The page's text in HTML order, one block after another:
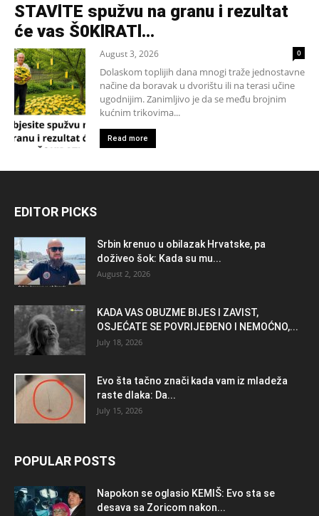
STAVlTE spužvu na granu i rezultat
će vas Š0KlRATl…
August 3, 2026 0
Dolaskom toplijih dana mnogi traže jednostavne
načine da boravak u dvorištu ili na terasi učine
ugodnijim. Zanimljivo je da se među brojnim
kućnim trikovima...
Read more
EDITOR PICKS
Srbin krenuo u obilazak Hrvatske, pa
doživeo šok: Kada su mu...
August 2, 2026
KADA VAS OBUZME BIJES I ZAVIST,
OSJEĆATE SE POVRIJEĐENO I NEMOĆNO,...
July 18, 2026
Evo šta tačno znači kada vam iz mladeža
raste dlaka: Da...
July 15, 2026
POPULAR POSTS
Napokon se oglasio KEMlŠ: Evo sta se
desava sa Zoricom nakon...